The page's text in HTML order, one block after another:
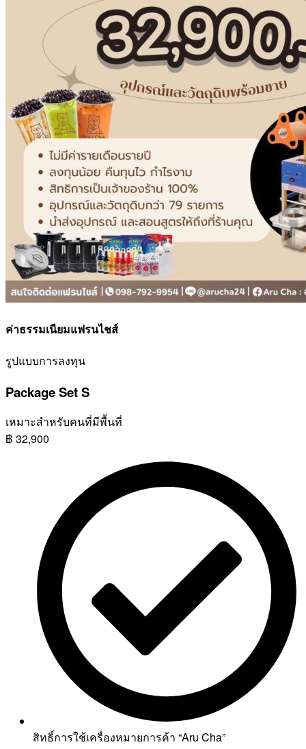
ค่าธรรมเนียมแฟรนไชส์
รูปแบบการลงทุน
Package Set S
เหมาะสำหรับคนที่มีพื้นที่
฿ 32,900
สิทธิ์การใช้เครื่องหมายการค้า “Aru Cha”